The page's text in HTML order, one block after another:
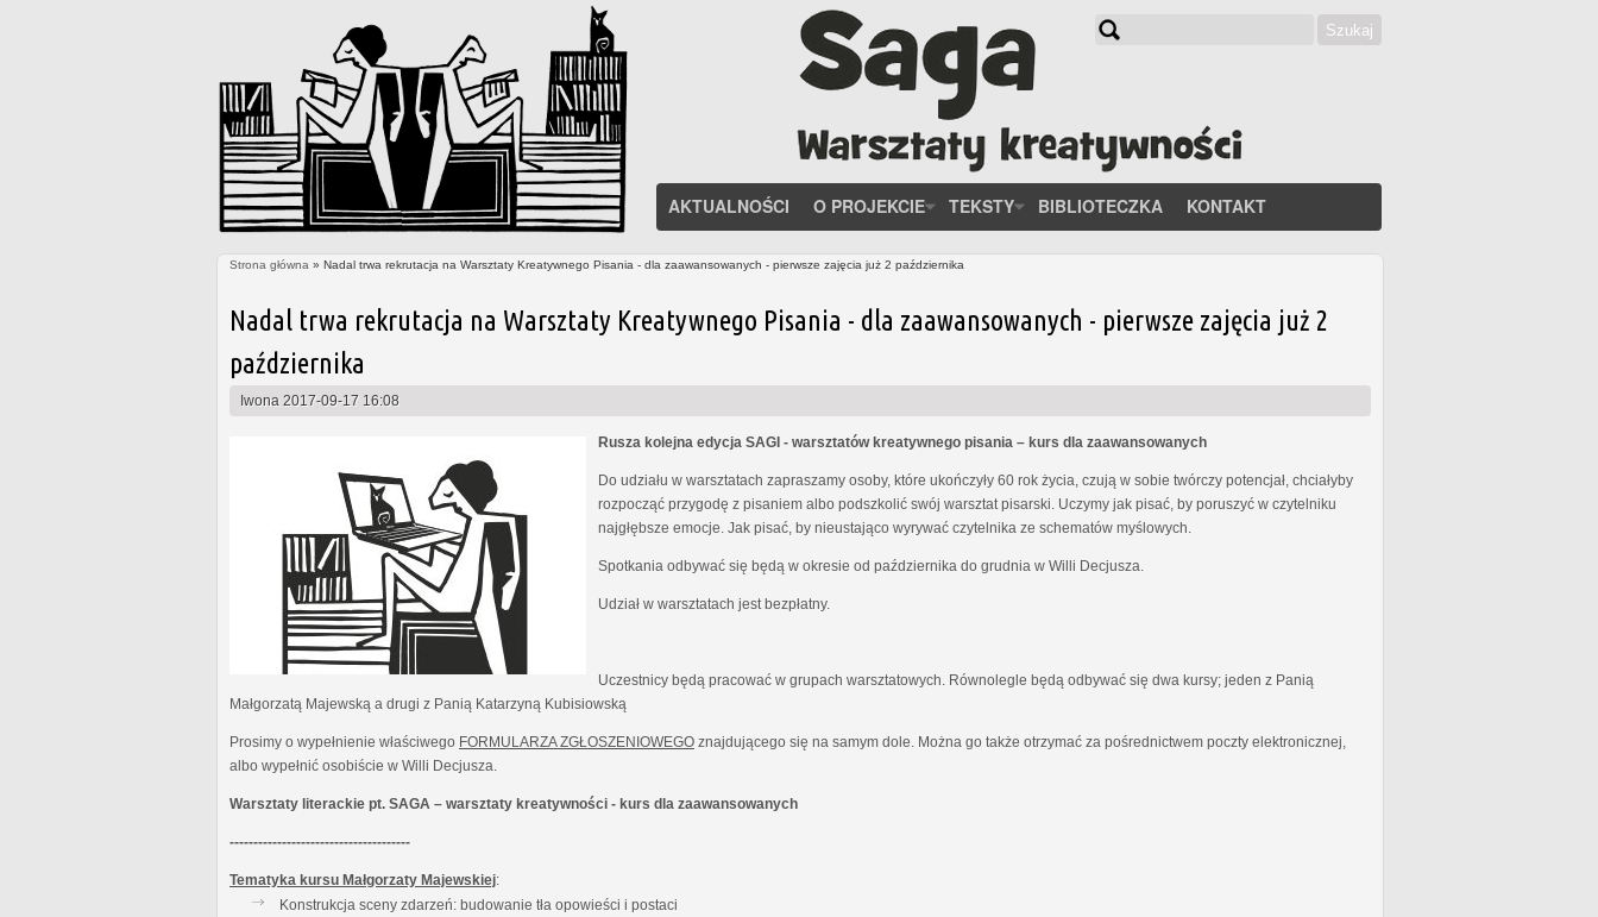
Szukaj
AKTUALNOŚCI O PROJEKCIE TEKSTY BIBLIOTECZKA KONTAKT
Strona główna » Nadal trwa rekrutacja na Warsztaty Kreatywnego Pisania - dla zaawansowanych - pierwsze zajęcia już 2 października
Nadal trwa rekrutacja na Warsztaty Kreatywnego Pisania - dla zaawansowanych - pierwsze zajęcia już 2
października
Iwona 2017-09-17 16:08
Rusza kolejna edycja SAGI - warsztatów kreatywnego pisania – kurs dla zaawansowanych
Do udziału w warsztatach zapraszamy osoby, które ukończyły 60 rok życia, czują w sobie twórczy potencjał, chciałyby
rozpocząć przygodę z pisaniem albo podszkolić swój warsztat pisarski. Uczymy jak pisać, by poruszyć w czytelniku
najgłębsze emocje. Jak pisać, by nieustająco wyrywać czytelnika ze schematów myślowych.
Spotkania odbywać się będą w okresie od października do grudnia w Willi Decjusza.
Udział w warsztatach jest bezpłatny.
Uczestnicy będą pracować w grupach warsztatowych. Równolegle będą odbywać się dwa kursy; jeden z Panią
Małgorzatą Majewską a drugi z Panią Katarzyną Kubisiowską
Prosimy o wypełnienie właściwego FORMULARZA ZGŁOSZENIOWEGO znajdującego się na samym dole. Można go także otrzymać za pośrednictwem poczty elektronicznej,
albo wypełnić osobiście w Willi Decjusza.
Warsztaty literackie pt. SAGA – warsztaty kreatywności - kurs dla zaawansowanych
--------------------------------------
Tematyka kursu Małgorzaty Majewskiej:
Konstrukcja sceny zdarzeń: budowanie tła opowieści i postaci